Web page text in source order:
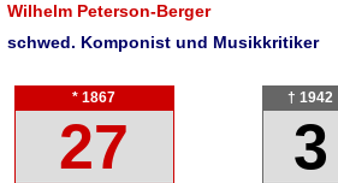
Wilhelm Peterson-Berger
schwed. Komponist und Musikkritiker
* 1867
27
† 1942
3